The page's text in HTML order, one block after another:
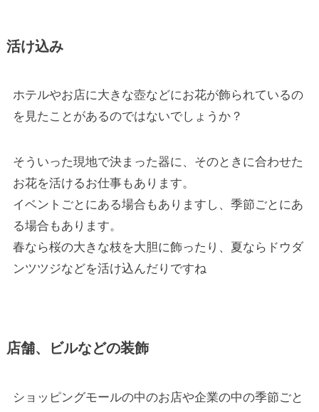
活け込み
ホテルやお店に大きな壺などにお花が飾られているの
を見たことがあるのではないでしょうか？
そういった現地で決まった器に、そのときに合わせた
お花を活けるお仕事もあります。
イベントごとにある場合もありますし、季節ごとにあ
る場合もあります。
春なら桜の大きな枝を大胆に飾ったり、夏ならドウダ
ンツツジなどを活け込んだりですね
店舗、ビルなどの装飾
ショッピングモールの中のお店や企業の中の季節ごと